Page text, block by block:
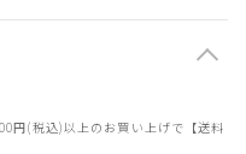
円(税込)以上のお買い上げで【送料